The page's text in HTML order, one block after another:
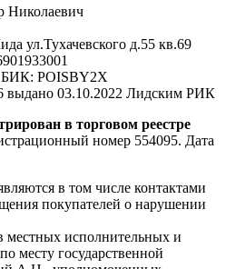
Николаевич
ул.Тухачевского д.55 кв.69
POISBY2X
выдано 03.10.2022 Лидским РИК
в торговом реестре
номер 554095. Дата
в том числе контактами
покупателей о нарушении
местных исполнительных и
месту государственной